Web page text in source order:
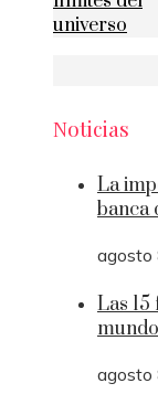
universo
Noticias
La
banca
agosto
Las
agosto